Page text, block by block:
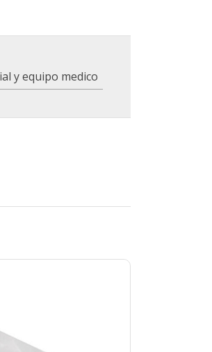
y equipo medico